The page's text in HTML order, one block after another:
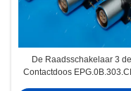
De Raadsschakelaar 3 de
Contactdoos